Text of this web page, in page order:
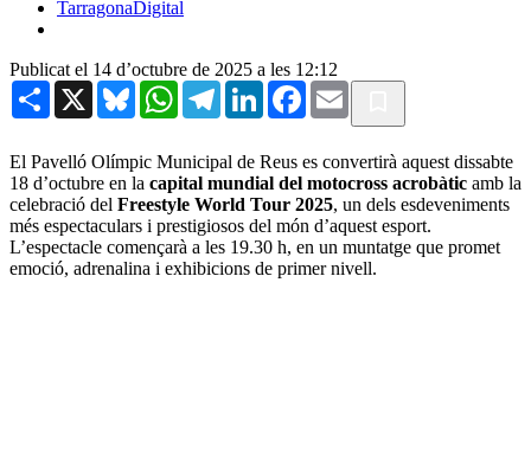
TarragonaDigital
Publicat el 14 d’octubre de 2025 a les 12:12
Share X BlueskyWhatsAppTelegramLinkedInFacebook
Email
El Pavelló Olímpic Municipal de Reus es convertirà aquest dissabte
18 d’octubre en la capital mundial del motocross acrobàtic amb la
celebració del Freestyle World Tour 2025, un dels esdeveniments
més espectaculars i prestigiosos del món d’aquest esport.
L’espectacle començarà a les 19.30 h, en un muntatge que promet
emoció, adrenalina i exhibicions de primer nivell.